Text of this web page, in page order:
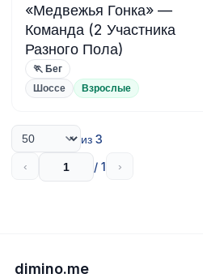
«Медвежья Гонка» —
Команда (2 Участника
Разного Пола)
🏃 Бег
Шоссе Взрослые
из 3
‹ / 1 ›
dimino.me